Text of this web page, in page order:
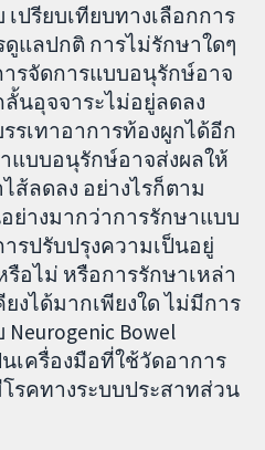
ปรียบเทียบทางเลือกการ
แลปกติ การไม่รักษาใดๆ
รจัดการแบบอนุรักษ์อาจ
นอุจจาระไม่อยู่ลดลง
รเทาอาการท้องผูกได้อีก
แบบอนุรักษ์อาจส่งผลให้
ส้ลดลง อย่างไรก็ตาม
ย่างมากว่าการรักษาแบบ
รปรับปรุงความเป็นอยู่
อไม่ หรือการรักษาเหล่า
งได้มากเพียงใด ไม่มีการ
Bowel
นเครื่องมือที่ใช้วัดอาการ
รคทางระบบประสาทส่วน